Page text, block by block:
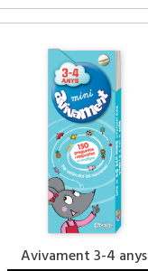
Avivament 3-4 anys